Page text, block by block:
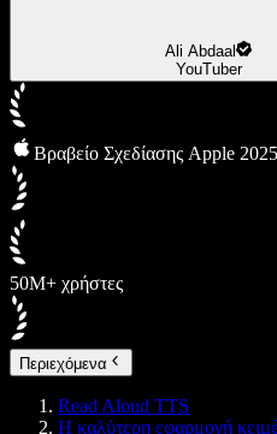
Ali Abdaal
YouTuber
Βραβείο Σχεδίασης Apple 2025
50M+ χρήστες
Περιεχόμενα
Read Aloud TTS
Η καλύτερη εφαρμογή